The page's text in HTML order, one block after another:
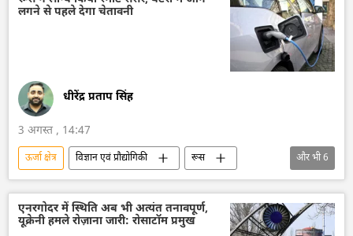
लगने से पहले देगा चेतावनी
धीरेंद्र प्रताप सिंह
3 अगस्त , 14:47
ऊर्जा क्षेत्र विज्ञान एवं प्रौद्योगिकी
रूस
रूस का विकास
मास्को
रूसी सैन्य तकनीक
तकनीकी विकास
विज्ञान एवं प्रौद्योगिकी
हरित ऊर्जा
और भी6
एनरगोदर में स्थिति अब भी अत्यंत तनावपूर्ण,
यूक्रेनी हमले रोज़ाना जारी: रोसाटॉम प्रमुख